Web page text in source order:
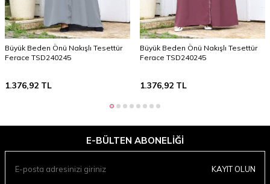
Büyük Beden Önü Nakışlı Tesettür
Ferace TSD240245
1.376,92 TL
Büyük Beden Önü Nakışlı Tesettür
Ferace TSD240245
1.376,92TL
E-BÜLTEN ABONELIĞI
KAYIT OLUN